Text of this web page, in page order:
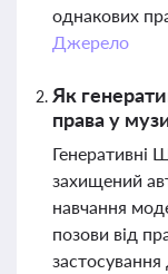
однакових
Джерело
Як
права у
Генеративні
захищений
навчання
позови від